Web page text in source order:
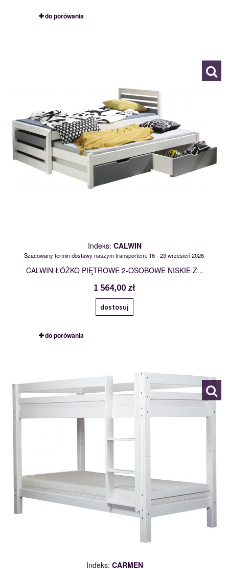
do porówania
Indeks: CALWIN
Szacowany termin dostawy naszym transportem: 16 - 23 wrzesień 2026
CALWIN ŁÓŻKO PIĘTROWE 2-OSOBOWE NISKIE Z...
1 564,00 zł
dostosuj
do porówania
Indeks: CARMEN